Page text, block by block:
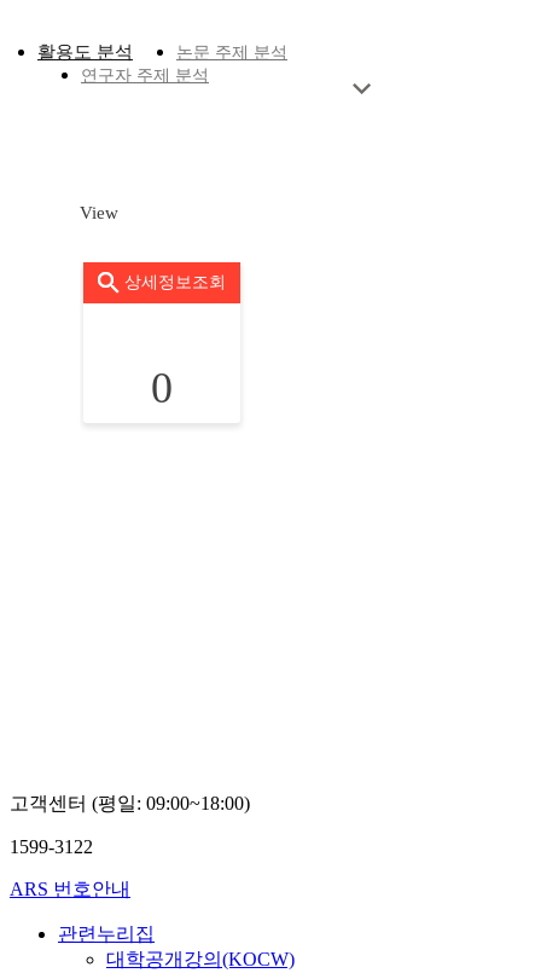
활용도 분석
논문 주제 분석
연구자 주제 분석
View
상세정보조회
0
고객센터 (평일: 09:00~18:00)
1599-3122
ARS 번호안내
관련누리집
대학공개강의(KOCW)